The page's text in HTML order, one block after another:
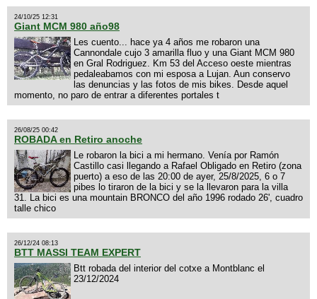
24/10/25 12:31
Giant MCM 980 año98
Les cuento... hace ya 4 años me robaron una
Cannondale cujo 3 amarilla fluo y una Giant MCM 980
en Gral Rodriguez. Km 53 del Acceso oeste mientras
pedaleabamos con mi esposa a Lujan. Aun conservo
las denuncias y las fotos de mis bikes. Desde aquel
momento, no paro de entrar a diferentes portales t
26/08/25 00:42
ROBADA en Retiro anoche
Le robaron la bici a mi hermano. Venía por Ramón
Castillo casi llegando a Rafael Obligado en Retiro (zona
puerto) a eso de las 20:00 de ayer, 25/8/2025, 6 o 7
pibes lo tiraron de la bici y se la llevaron para la villa
31. La bici es una mountain BRONCO del año 1996 rodado 26', cuadro
talle chico
26/12/24 08:13
BTT MASSI TEAM EXPERT
Btt robada del interior del cotxe a Montblanc el
23/12/2024